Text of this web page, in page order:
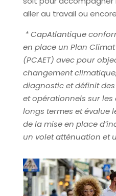
aller au travail ou
* CapAtlantique
en place un Plan
(PCAET) avec pour
changement
diagnostic et définit
et opérationnels sur les
longs termes et évalue
de la mise en place
un volet atténuation et